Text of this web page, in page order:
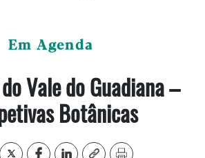
Em Agenda
Vale do Guadiana –
Botânicas